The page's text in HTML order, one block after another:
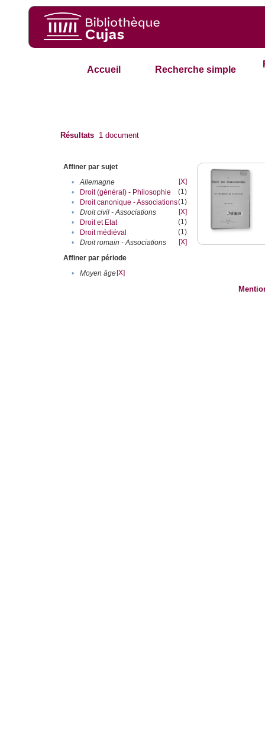
Accueil Recherche simple
Résultats 1 document
Affiner par sujet
•
Allemagne
[X]
•
Droit (général) - Philosophie
(1)
•
Droit canonique - Associations(1)
•
Droit civil - Associations
[X]
•
Droit et Etat
(1)
•
Droit médiéval
(1)
•
Droit romain - Associations
[X]
Affiner par période
•
Moyen âge[X]